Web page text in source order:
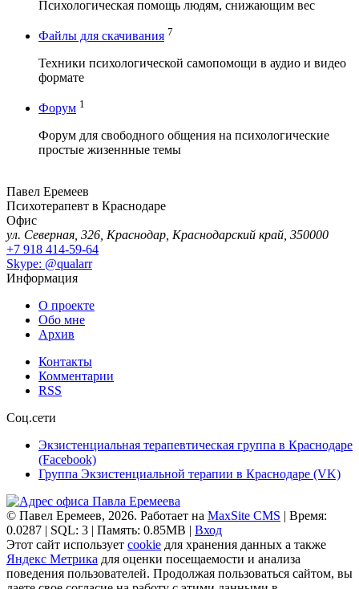
Психологическая помощь людям, снижающим вес
Файлы для скачивания 7
Техники психологической самопомощи в аудио и видео
формате
Форум 1
Форум для свободного общения на психологические
простые жизеннные темы
Павел Еремеев
Психотерапевт в Краснодаре
Офис
ул. Северная, 326, Краснодар, Краснодарский край, 350000
+7 918 414-59-64
Skype: @qualarr
Информация
О проекте
Обо мне
Архив
Контакты
Комментарии
RSS
Соц.сети
Экзистенциальная терапевтическая группа в Краснодаре
(Facebook)
Группа Экзистенциальной терапии в Краснодаре (VK)
© Павел Еремеев, 2026. Работает на MaxSite CMS | Время:
0.0287 | SQL: 3 | Память: 0.85MB
Вход
Этот сайт использует cookie для хранения данных а также
Яндекс Метрика для оценки посещаемости и анализа
поведения пользователей. Продолжая пользоваться сайтом, вы